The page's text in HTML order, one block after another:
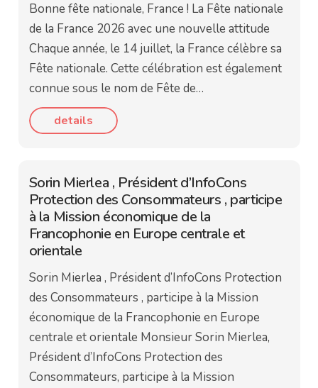
Bonne fête nationale, France ! La Fête nationale
de la France 2026 avec une nouvelle attitude
Chaque année, le 14 juillet, la France célèbre sa
Fête nationale. Cette célébration est également
connue sous le nom de Fête de…
details
Sorin Mierlea , Président d’InfoCons
Protection des Consommateurs , participe
à la Mission économique de la
Francophonie en Europe centrale et
orientale
Sorin Mierlea , Président d’InfoCons Protection
des Consommateurs , participe à la Mission
économique de la Francophonie en Europe
centrale et orientale Monsieur Sorin Mierlea,
Président d’InfoCons Protection des
Consommateurs, participe à la Mission